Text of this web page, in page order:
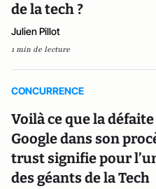
de la tech ?
Julien Pillot
1 min de lecture
CONCURRENCE
Voilà ce que la défaite
Google dans son
trust signifie pour
des géants de la Tech